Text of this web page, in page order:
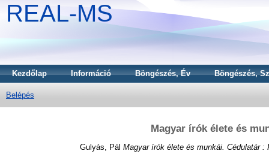
REAL-MS
Kezdőlap Információ Böngészés, Év Böngészés,
Belépés
Magyar írók élete és
Gulyás, Pál Magyar írók élete és munkái. Cédulatár :